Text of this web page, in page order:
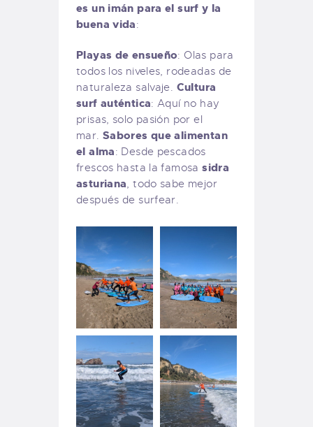
es un imán para el surf y la
buena vida:
Playas de ensueño: Olas para
todos los niveles, rodeadas de
naturaleza salvaje. Cultura
surf auténtica: Aquí no hay
prisas, solo pasión por el
mar. Sabores que alimentan
el alma: Desde pescados
frescos hasta la famosasidra
asturiana, todo sabe mejor
después de surfear.